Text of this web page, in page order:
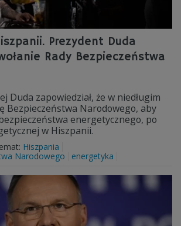
Prezydent Duda
Rady Bezpieczeństwa
Duda zapowiedział, że w niedługim
Bezpieczeństwa Narodowego, aby
energetycznego, po
w Hiszpanii.
Hiszpania
Narodowego
energetyka